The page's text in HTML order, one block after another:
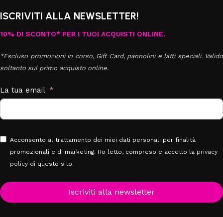
ISCRIVITI ALLA NEWSLETTER!
10% DI SCONTO* PER I TUOI ACQUISTI ONLINE.
*Escluso promozioni in corso, Gift Card, pannolini e latti speciali. Valido
soltanto sul primo acquisto online.
La tua email
Acconsento al trattamento dei miei dati personali per finalità
promozionali e di marketing. Ho letto, compreso e accetto la privacy
policy di questo sito.
Iscriviti alla newsletter